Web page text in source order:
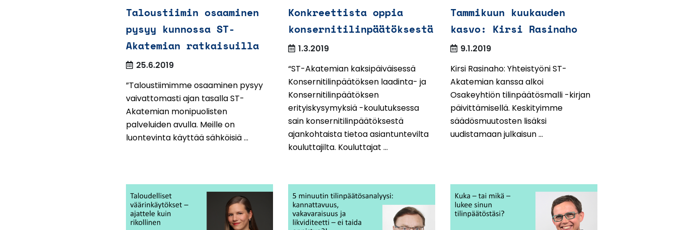
Taloustiimin osaaminen
pysyy kunnossa ST-
Akatemian ratkaisuilla
25.6.2019
”Taloustiimimme osaaminen pysyy
vaivattomasti ajan tasalla ST-
Akatemian monipuolisten
palveluiden avulla. Meille on
luontevinta käyttää sähköisiä ...
Konkreettista oppia
konsernitilinpäätöksestä
1.3.2019
“ST-Akatemian kaksipäiväisessä
Konsernitilinpäätöksen laadinta- ja
Konsernitilinpäätöksen
erityiskysymyksiä -koulutuksessa
sain konsernitilinpäätöksestä
ajankohtaista tietoa asiantuntevilta
kouluttajilta. Kouluttajat ...
Tammikuun kuukauden
kasvo: Kirsi Rasinaho
9.1.2019
Kirsi Rasinaho: Yhteistyöni ST-
Akatemian kanssa alkoi
Osakeyhtiön tilinpäätösmalli -kirjan
päivittämisellä. Keskityimme
säädösmuutosten lisäksi
uudistamaan julkaisun ...